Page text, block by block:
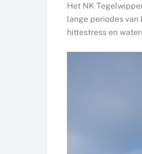
Het NK
lange periodes
hittestress en